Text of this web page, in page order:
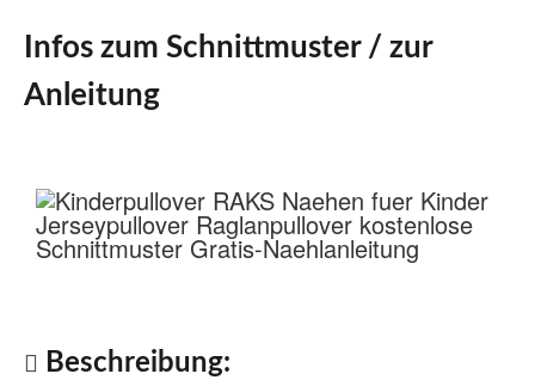
Infos zum Schnittmuster / zur
Anleitung
Beschreibung: